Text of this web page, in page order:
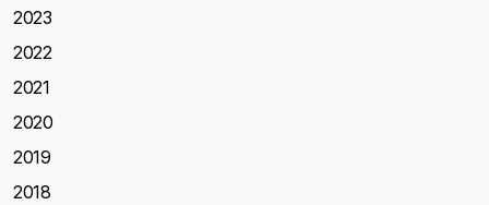
2023
2022
2021
2020
2019
2018